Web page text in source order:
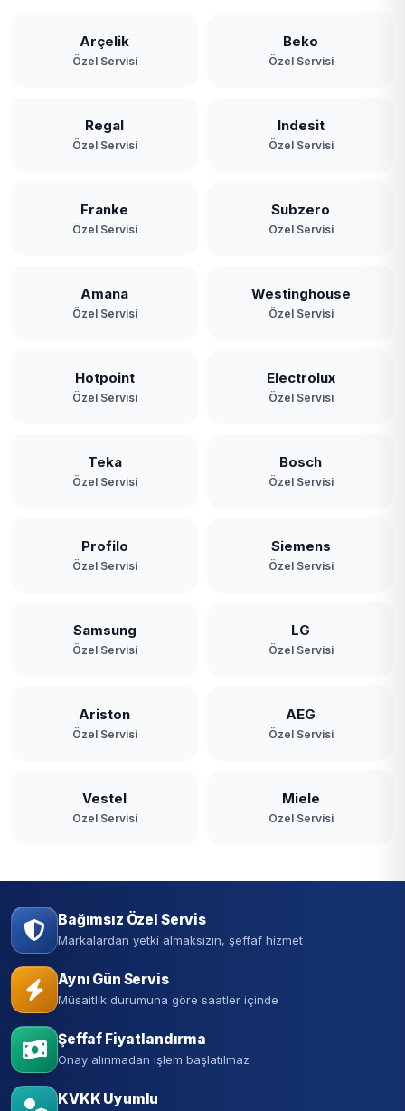
Arçelik
Özel Servisi
Beko
Özel Servisi
Regal
Özel Servisi
Indesit
Özel Servisi
Franke
Özel Servisi
Subzero
Özel Servisi
Amana
Özel Servisi
Westinghouse
Özel Servisi
Hotpoint
Özel Servisi
Electrolux
Özel Servisi
Teka
Özel Servisi
Bosch
Özel Servisi
Profilo
Özel Servisi
Siemens
Özel Servisi
Samsung
Özel Servisi
LG
Özel Servisi
Ariston
Özel Servisi
AEG
Özel Servisi
Vestel
Özel Servisi
Miele
Özel Servisi
Bağımsız Özel Servis
Markalardan yetki almaksızın, şeffaf hizmet
Aynı Gün Servis
Müsaitlik durumuna göre saatler içinde
Şeffaf Fiyatlandırma
Onay alınmadan işlem başlatılmaz
KVKK Uyumlu